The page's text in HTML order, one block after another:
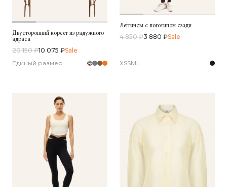
Двусторонний корсет из радужного
адраса
20 150 ₽10 075 ₽Sale
Единый размер
Леггинсы с логотипом сзади
4 850 ₽3 880 ₽Sale
XSSML